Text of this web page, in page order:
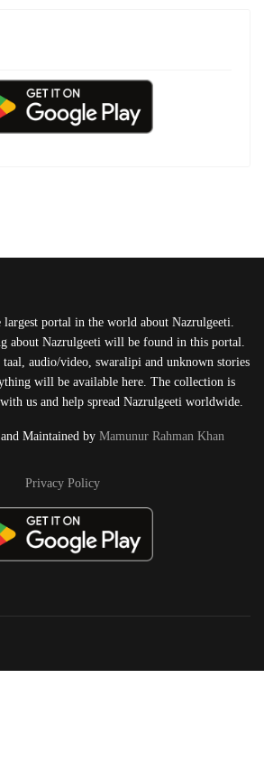
portal in the world about Nazrulgeeti.
about Nazrulgeeti will be found in this portal.
audio/video, swaralipi and unknown stories
will be available here. The collection is
us and help spread Nazrulgeeti worldwide.
Maintained by Mamunur Rahman Khan
Privacy Policy